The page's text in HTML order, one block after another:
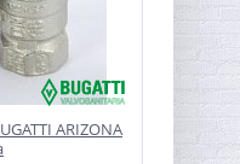
ARIZONA